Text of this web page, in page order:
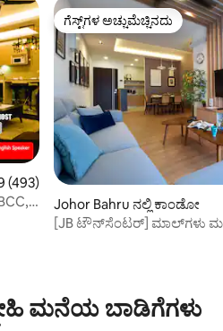
4.89 ಸರಾಸರಿ ರೇಟಿಂಗ್, 493 ವಿಮರ್ಶೆಗಳು
(493)
ಗೆಸ್ಟ್‌ಗಳ ಅಚ್ಚುಮೆಚ್ಚಿನದು
ಗೆಸ್ಟ್‌ಗಳ ಅಚ್ಚುಮೆಚ್ಚಿನದು
Johor Bahru ನಲ್ಲಿ ಕಾಂಡೋ
[JB ಟೌನ್‌ಸೆಂಟರ್] ಮಾಲ್‌ಗಳು
ಮನೆಯ ಬಾಡಿಗೆಗಳು